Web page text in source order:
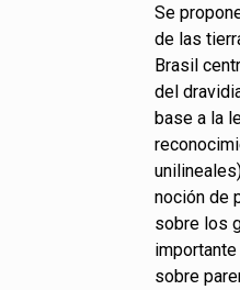
Se
de las
Brasil
del
base a la
noción de
sobre los
sobre